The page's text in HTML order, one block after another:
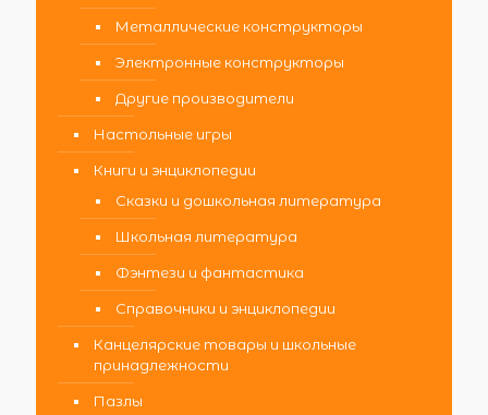
Металлические конструкторы
Электронные конструкторы
Другие производители
Настольные игры
Книги и энциклопедии
Сказки и дошкольная литература
Школьная литература
Фэнтези и фантастика
Справочники и энциклопедии
Канцелярские товары и школьные
принадлежности
Пазлы